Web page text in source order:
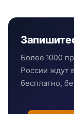
Более 1000
России ждут
бесплатно,